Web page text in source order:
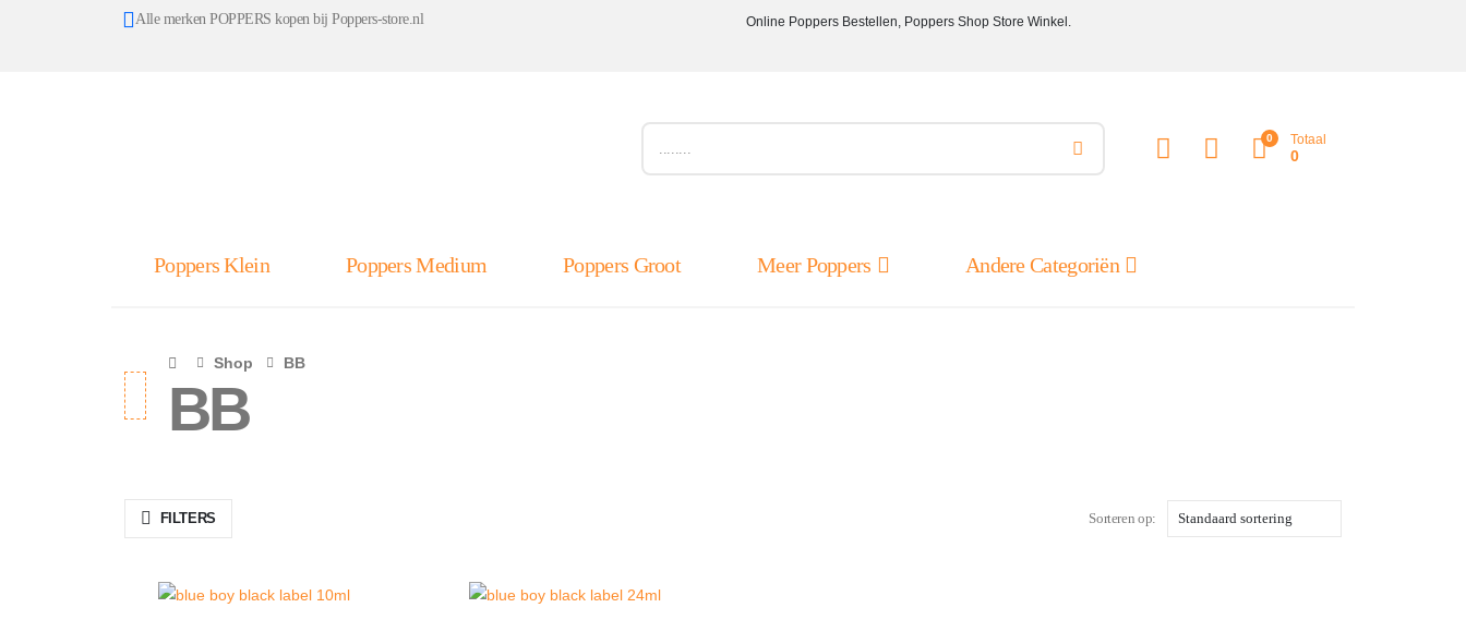
Alle merken POPPERS kopen bij Poppers-store.nl Online Poppers Bestellen, Poppers Shop Store Winkel.
0 Totaal
0
Poppers Klein Poppers Medium Poppers Groot Meer Poppers Andere Categoriën
Shop BB
BB
FILTERS Sorteren op: